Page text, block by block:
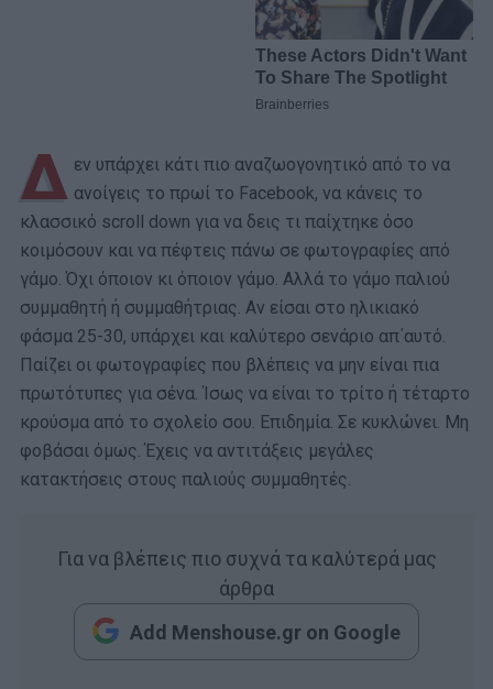
Δ εν υπάρχει κάτι πιο αναζωογονητικό από το να
ανοίγεις το πρωί το Facebook, να κάνεις το
κλασσικό scroll down για να δεις τι παίχτηκε όσο
κοιμόσουν και να πέφτεις πάνω σε φωτογραφίες από
γάμο. Όχι όποιον κι όποιον γάμο. Αλλά το γάμο παλιού
συμμαθητή ή συμμαθήτριας. Αν είσαι στο ηλικιακό
φάσμα 25-30, υπάρχει και καλύτερο σενάριο απ΄αυτό.
Παίζει οι φωτογραφίες που βλέπεις να μην είναι πια
πρωτότυπες για σένα. Ίσως να είναι το τρίτο ή τέταρτο
κρούσμα από το σχολείο σου. Επιδημία. Σε κυκλώνει. Μη
φοβάσαι όμως. Έχεις να αντιτάξεις μεγάλες
κατακτήσεις στους παλιούς συμμαθητές.
Για να βλέπεις πιο συχνά τα καλύτερά μας
άρθρα
Add Menshouse.gr on Google